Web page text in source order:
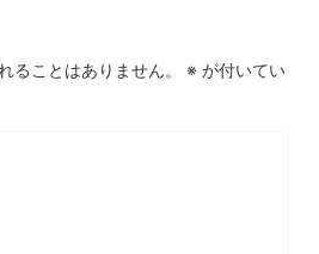
ることはありません。 ※ が付いてい